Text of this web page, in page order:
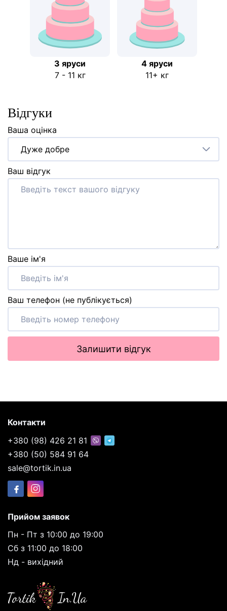
3 яруси
7 - 11 кг
4 яруси
11+ кг
Відгуки
Ваша оцінка
Дуже добре
Ваш відгук
Ваше ім'я
Ваш телефон (не публікується)
Залишити відгук
Контакти
+380 (98) 426 21 81
+380 (50) 584 91 64
sale@tortik.in.ua
Прийом заявок
Пн - Пт з 10:00 до 19:00
Сб з 11:00 до 18:00
Нд - вихідний